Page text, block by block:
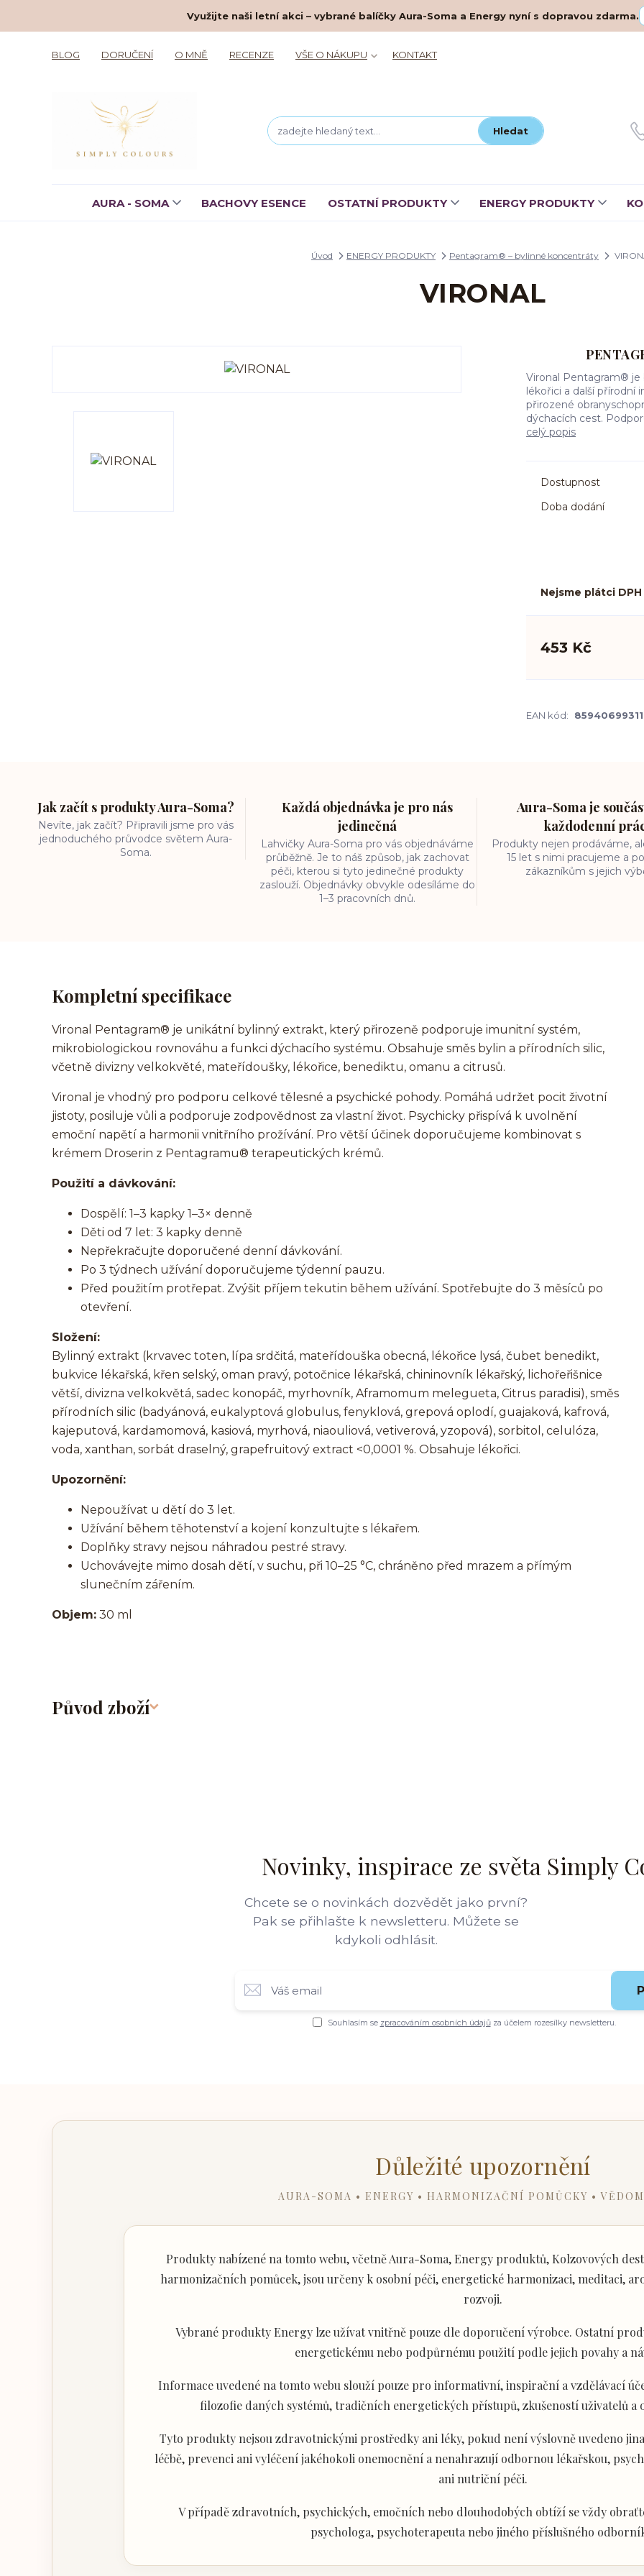
Využijte naši letní akci – vybrané balíčky Aura-Soma a Energy nyní s dopravou zdarma.
BLOG DORUČENÍ O MNĚ RECENZE VŠE O NÁKUPU KONTAKT
Hledat
AURA - SOMA BACHOVY ESENCE OSTATNÍ PRODUKTY ENERGY PRODUKTY
Úvod ENERGY PRODUKTY Pentagram® – bylinné koncentráty
VIRONAL
Vironal Pentagram® je
lékořici a další přírodní
přirozené
dýchacích cest.
celý popis
Dostupnost
Doba dodání
Nejsme plátci DPH
453 Kč
EAN kód:
Jak začít s produkty Aura-Soma?
Nevíte, jak začít? Připravili jsme pro vás
jednoduchého průvodce světem Aura-
Soma.
Každá objednávka je pro nás
jedinečná
Lahvičky Aura-Soma pro vás objednáváme
průběžně. Je to náš způsob, jak zachovat
péči, kterou si tyto jedinečné produkty
zaslouží. Objednávky obvykle odesíláme do
1–3 pracovních dnů.
Aura-Soma je
každodenní
Produkty nejen prodáváme,
15 let s nimi pracujeme a
zákazníkům s jejich
Kompletní specifikace
Vironal Pentagram® je unikátní bylinný extrakt, který přirozeně podporuje imunitní systém,
mikrobiologickou rovnováhu a funkci dýchacího systému. Obsahuje směs bylin a přírodních silic,
včetně divizny velkokvěté, mateřídoušky, lékořice, benediktu, omanu a citrusů.
Vironal je vhodný pro podporu celkové tělesné a psychické pohody. Pomáhá udržet pocit životní
jistoty, posiluje vůli a podporuje zodpovědnost za vlastní život. Psychicky přispívá k uvolnění
emoční napětí a harmonii vnitřního prožívání. Pro větší účinek doporučujeme kombinovat s
krémem Droserin z Pentagramu® terapeutických krémů.
Použití a dávkování:
Dospělí: 1–3 kapky 1–3× denně
Děti od 7 let: 3 kapky denně
Nepřekračujte doporučené denní dávkování.
Po 3 týdnech užívání doporučujeme týdenní pauzu.
Před použitím protřepat. Zvýšit příjem tekutin během užívání. Spotřebujte do 3 měsíců po
otevření.
Složení:
Bylinný extrakt (krvavec toten, lípa srdčitá, mateřídouška obecná, lékořice lysá, čubet benedikt,
bukvice lékařská, křen selský, oman pravý, potočnice lékařská, chininovník lékařský, lichořeřišnice
větší, divizna velkokvětá, sadec konopáč, myrhovník, Aframomum melegueta, Citrus paradisi), směs
přírodních silic (badyánová, eukalyptová globulus, fenyklová, grepová oplodí, guajaková, kafrová,
kajeputová, kardamomová, kasiová, myrhová, niaouliová, vetiverová, yzopová), sorbitol, celulóza,
voda, xanthan, sorbát draselný, grapefruitový extract <0,0001 %. Obsahuje lékořici.
Upozornění:
Nepoužívat u dětí do 3 let.
Užívání během těhotenství a kojení konzultujte s lékařem.
Doplňky stravy nejsou náhradou pestré stravy.
Uchovávejte mimo dosah dětí, v suchu, při 10–25 °C, chráněno před mrazem a přímým
slunečním zářením.
Objem: 30 ml
Původ zboží
Novinky, inspirace ze světa Simply
Chcete se o novinkách dozvědět jako první?
Pak se přihlašte k newsletteru. Můžete se
kdykoli odhlásit.
Souhlasím se zpracováním osobních údajůza účelem rozesílky newsletteru.
Důležité upozornění
AURA-SOMA • ENERGY • HARMONIZAČNÍ POMŮCKY •
Produkty nabízené na tomto webu, včetně Aura-Soma, Energy produktů, Kolzovových
harmonizačních pomůcek, jsou určeny k osobní péči, energetické harmonizaci, meditaci,
rozvoji.
Vybrané produkty Energy lze užívat vnitřně pouze dle doporučení výrobce. Ostatní
energetickému nebo podpůrnému použití podle jejich povahy a
Informace uvedené na tomto webu slouží pouze pro informativní, inspirační a vzdělávací
filozofie daných systémů, tradičních energetických přístupů, zkušeností uživatelů a
Tyto produkty nejsou zdravotnickými prostředky ani léky, pokud není výslovně uvedeno
léčbě, prevenci ani vyléčení jakéhokoli onemocnění a nenahrazují odbornou lékařskou,
ani nutriční péči.
V případě zdravotních, psychických, emočních nebo dlouhodobých obtíží se vždy
psychologa, psychoterapeuta nebo jiného příslušného